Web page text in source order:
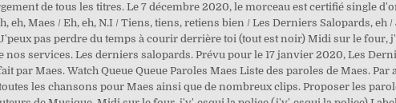
de tous les titres. Le 7 décembre 2020, le morceau est certifié single
eh, Maes / Eh, eh, N.I / Tiens, tiens, retiens bien / Les Derniers Salopards,
pas perdre du temps à courir derrière toi (tout est noir) Midi sur le four,
services. Les derniers salopards. Prévu pour le 17 janvier 2020, Les
par Maes. Watch Queue Queue Paroles Maes Liste des paroles de Maes. Par
les chansons pour Maes ainsi que de nombreux clips. Proposer les